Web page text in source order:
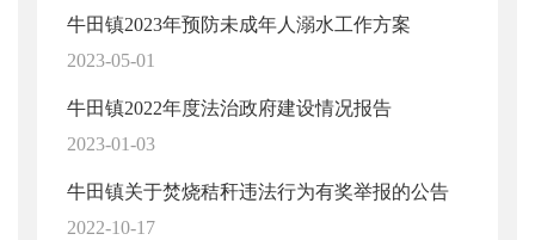
牛田镇2023年预防未成年人溺水工作方案
2023-05-01
牛田镇2022年度法治政府建设情况报告
2023-01-03
牛田镇关于焚烧秸秆违法行为有奖举报的公告
2022-10-17